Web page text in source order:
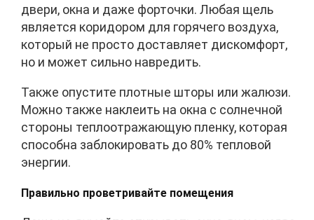
двери, окна и даже форточки. Любая щель
является коридором для горячего воздуха,
который не просто доставляет дискомфорт,
но и может сильно навредить.
Также опустите плотные шторы или жалюзи.
Можно также наклеить на окна с солнечной
стороны теплоотражающую пленку, которая
способна заблокировать до 80% тепловой
энергии.
Правильно проветривайте помещения